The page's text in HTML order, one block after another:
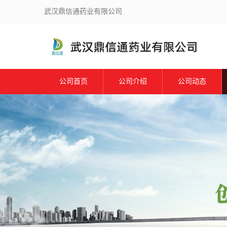
武汉鼎信通药业有限公司
公司首页 公司介绍 公司动态